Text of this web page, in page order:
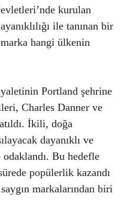
kurulan
ile tanınan bir
marka hangi ülkenin
Portland şehrine
Charles Danner ve
İkili, doğa
dayanıklı ve
Bu hedefle
popülerlik kazandı
markalarından biri